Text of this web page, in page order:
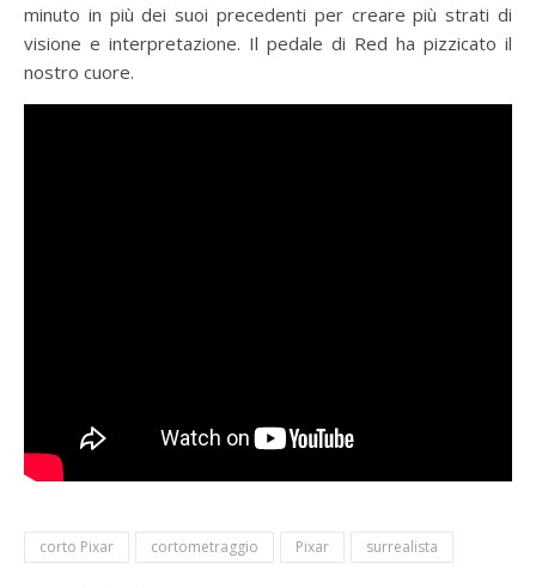
minuto in più dei suoi precedenti per creare più strati di
visione e interpretazione. Il pedale di Red ha pizzicato il
nostro cuore.
corto Pixar cortometraggio Pixar surrealista